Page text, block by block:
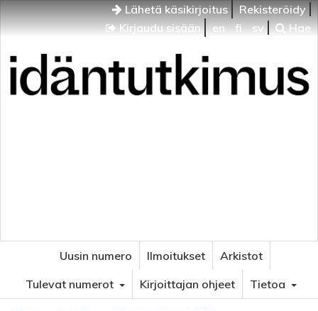
Lähetä käsikirjoitus
Rekisteröidy
Kirjaudu sisään
en fi sv Hae
Uusin numero Ilmoitukset
Arkistot
Tulevat numerot
Kirjoittajan ohjeet Tietoa